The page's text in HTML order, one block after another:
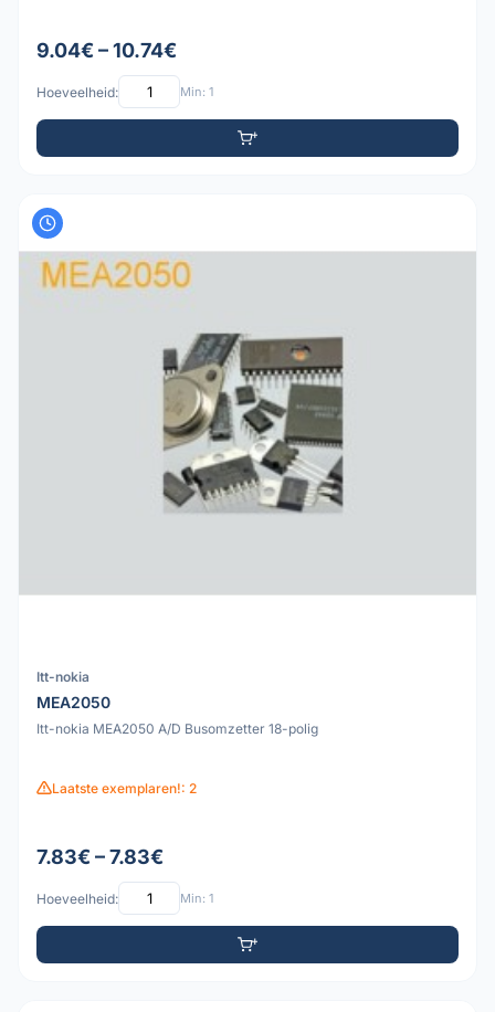
9.04€ – 10.74€
Hoeveelheid: Min: 1
Itt-nokia
MEA2050
Itt-nokia MEA2050 A/D Busomzetter 18-polig
Laatste exemplaren!: 2
7.83€ – 7.83€
Hoeveelheid: Min: 1